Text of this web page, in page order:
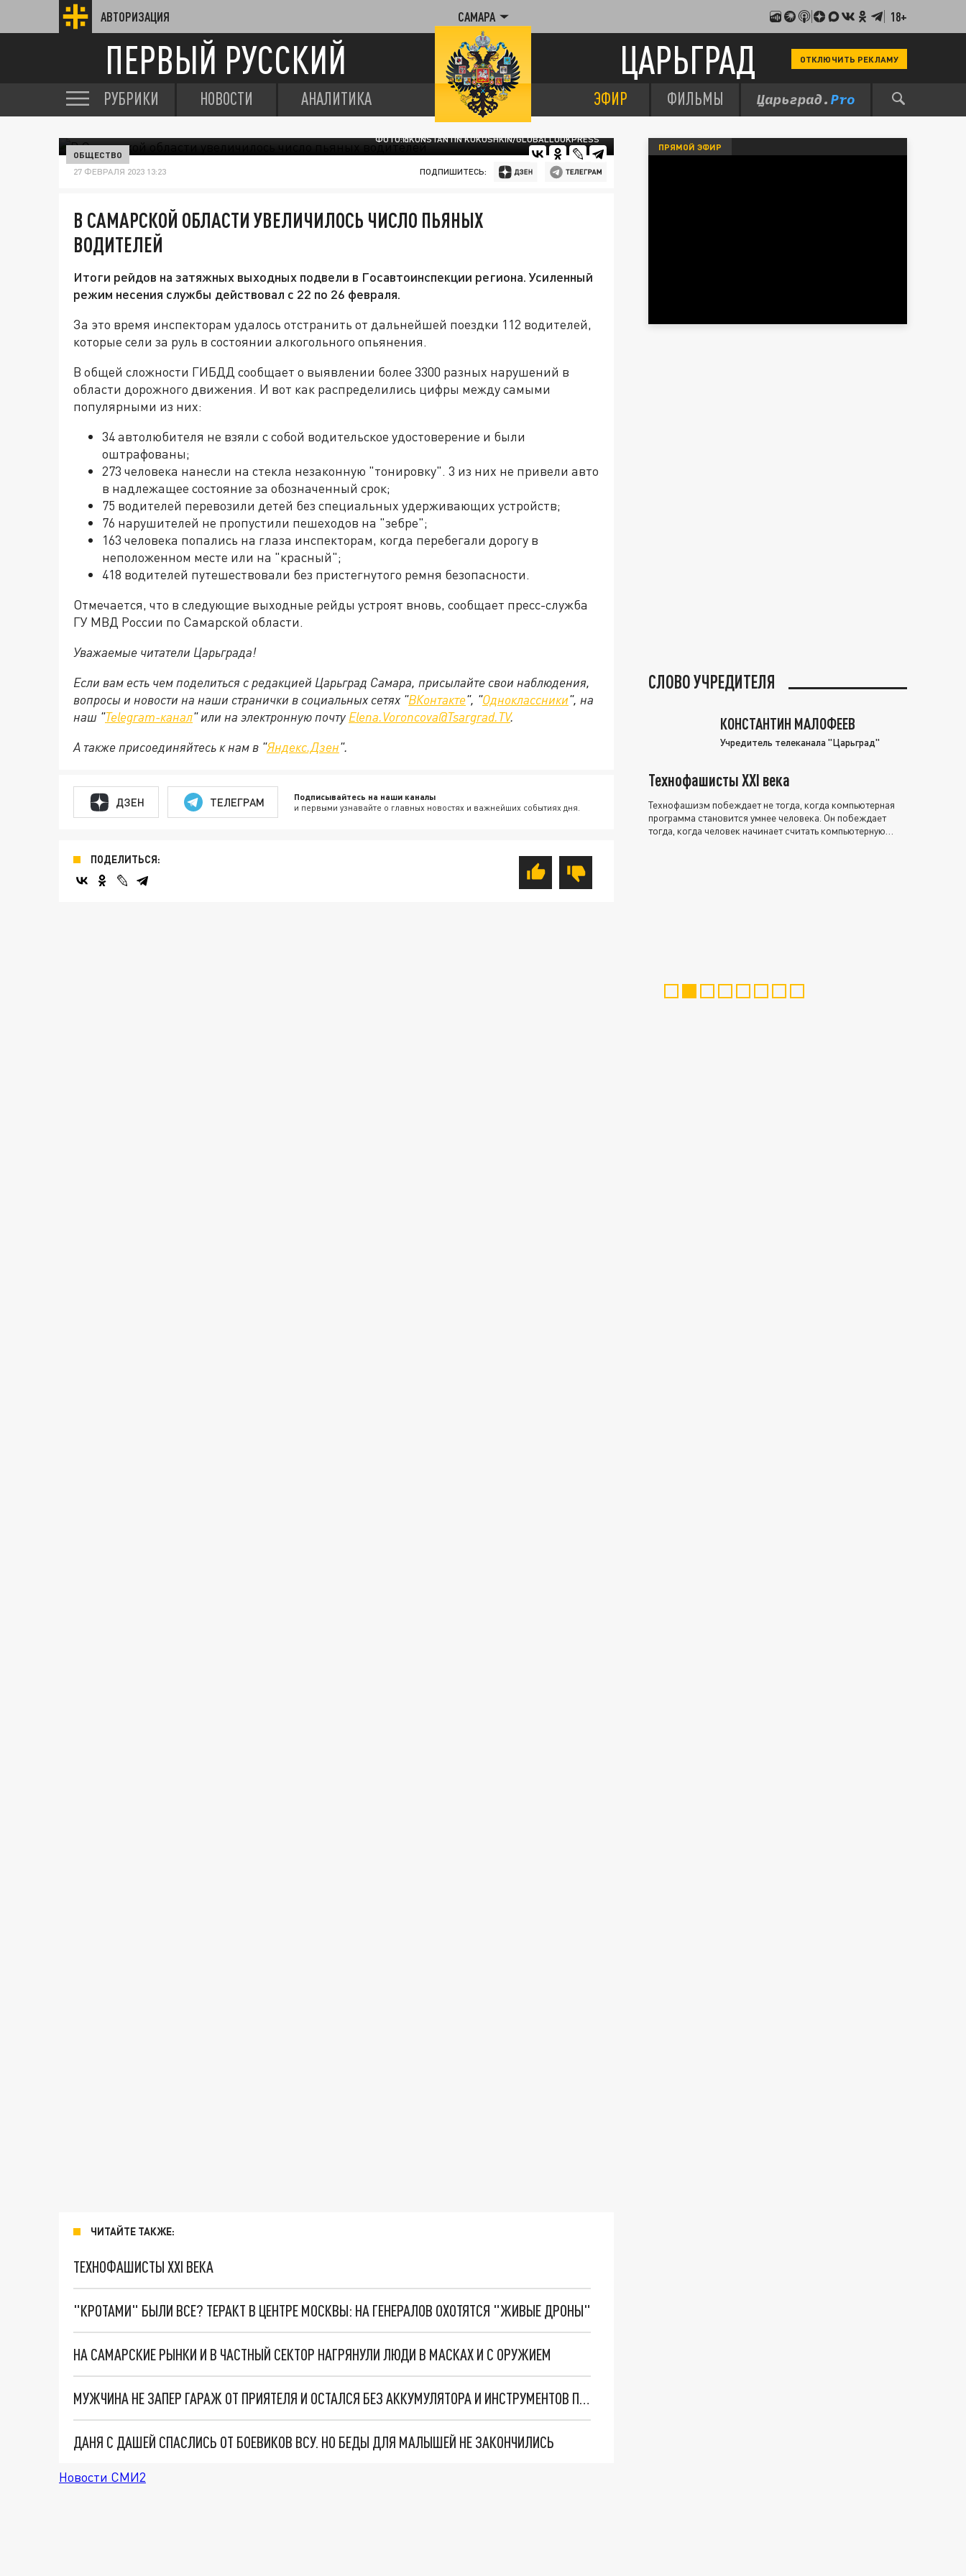
АВТОРИЗАЦИЯ САМАРА 18+
ПЕРВЫЙ РУССКИЙ ЦАРЬГРАД ОТКЛЮЧИТЬ РЕКЛАМУ
РУБРИКИ НОВОСТИ АНАЛИТИКА ЭФИР ФИЛЬМЫ
ФОТО:@KONSTANTIN KOKOSHKIN/GLOBALLOOKPRESS
ОБЩЕСТВО
27 ФЕВРАЛЯ 2023 13:23 ПОДПИШИТЕСЬ:
В САМАРСКОЙ ОБЛАСТИ УВЕЛИЧИЛОСЬ ЧИСЛО ПЬЯНЫХ
ВОДИТЕЛЕЙ
Итоги рейдов на затяжных выходных подвели в Госавтоинспекции региона. Усиленный
режим несения службы действовал с 22 по 26 февраля.
За это время инспекторам удалось отстранить от дальнейшей поездки 112 водителей,
которые сели за руль в состоянии алкогольного опьянения.
В общей сложности ГИБДД сообщает о выявлении более 3300 разных нарушений в
области дорожного движения. И вот как распределились цифры между самыми
популярными из них:
34 автолюбителя не взяли с собой водительское удостоверение и были
оштрафованы;
273 человека нанесли на стекла незаконную "тонировку". 3 из них не привели авто
в надлежащее состояние за обозначенный срок;
75 водителей перевозили детей без специальных удерживающих устройств;
76 нарушителей не пропустили пешеходов на "зебре";
163 человека попались на глаза инспекторам, когда перебегали дорогу в
неположенном месте или на "красный";
418 водителей путешествовали без пристегнутого ремня безопасности.
Отмечается, что в следующие выходные рейды устроят вновь, сообщает пресс-служба
ГУ МВД России по Самарской области.
Уважаемые читатели Царьграда!
Если вам есть чем поделиться с редакцией Царьград Самара, присылайте свои наблюдения,
вопросы и новости на наши странички в социальных сетях "ВКонтакте", "Одноклассники", на
наш "Telegram-канал" или на электронную почту Elena.Voroncova@Tsargrad.TV.
А также присоединяйтесь к нам в "Яндекс.Дзен".
ДЗЕН ТЕЛЕГРАМ Подписывайтесь на наши каналы
и первыми узнавайте о главных новостях и важнейших событиях дня.
ПОДЕЛИТЬСЯ:
ЧИТАЙТЕ ТАКЖЕ:
ТЕХНОФАШИСТЫ XXI ВЕКА
"КРОТАМИ" БЫЛИ ВСЕ? ТЕРАКТ В ЦЕНТРЕ МОСКВЫ: НА ГЕНЕРАЛОВ ОХОТЯТСЯ "ЖИВЫЕ ДРОНЫ"
НА САМАРСКИЕ РЫНКИ И В ЧАСТНЫЙ СЕКТОР НАГРЯНУЛИ ЛЮДИ В МАСКАХ И С ОРУЖИЕМ
МУЖЧИНА НЕ ЗАПЕР ГАРАЖ ОТ ПРИЯТЕЛЯ И ОСТАЛСЯ БЕЗ АККУМУЛЯТОРА И ИНСТРУМЕНТОВ ПОД САМАРОЙ
ДАНЯ С ДАШЕЙ СПАСЛИСЬ ОТ БОЕВИКОВ ВСУ. НО БЕДЫ ДЛЯ МАЛЫШЕЙ НЕ ЗАКОНЧИЛИСЬ
Новости СМИ2
ПРЯМОЙ ЭФИР
СЛОВО УЧРЕДИТЕЛЯ
КОНСТАНТИН МАЛОФЕЕВ
Учредитель телеканала "Царьград"
Технофашисты XXI века
Технофашизм побеждает не тогда, когда компьютерная
программа становится умнее человека. Он побеждает
тогда, когда человек начинает считать компьютерную